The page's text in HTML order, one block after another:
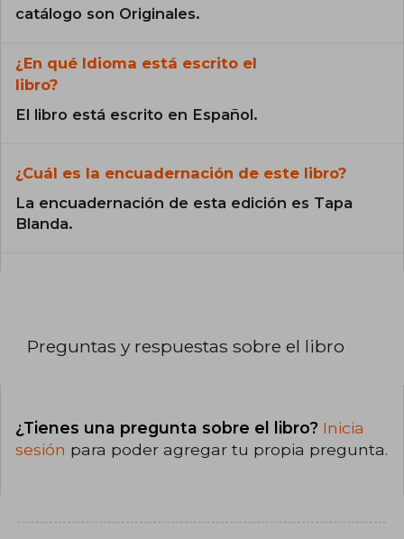
catálogo son Originales.
¿En qué Idioma está escrito el
libro?
El libro está escrito en Español.
¿Cuál es la encuadernación de este libro?
La encuadernación de esta edición es Tapa
Blanda.
Preguntas y respuestas sobre el libro
¿Tienes una pregunta sobre el libro? Inicia
sesión para poder agregar tu propia pregunta.